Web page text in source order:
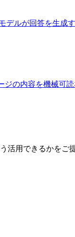
デルが回答を生成
ジの内容を機械可
活用できるかをご